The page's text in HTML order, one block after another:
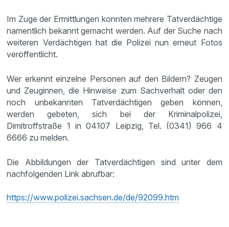
Im Zuge der Ermittlungen konnten mehrere Tatverdächtige
namentlich bekannt gemacht werden. Auf der Suche nach
weiteren Verdächtigen hat die Polizei nun erneut Fotos
veröffentlicht.
Wer erkennt einzelne Personen auf den Bildern? Zeugen
und Zeuginnen, die Hinweise zum Sachverhalt oder den
noch unbekannten Tatverdächtigen geben können,
werden gebeten, sich bei der Kriminalpolizei,
Dimitroffstraße 1 in 04107 Leipzig, Tel. (0341) 966 4
6666 zu melden.
Die Abbildungen der Tatverdächtigen sind unter dem
nachfolgenden Link abrufbar:
https://www.polizei.sachsen.de/de/92099.htm